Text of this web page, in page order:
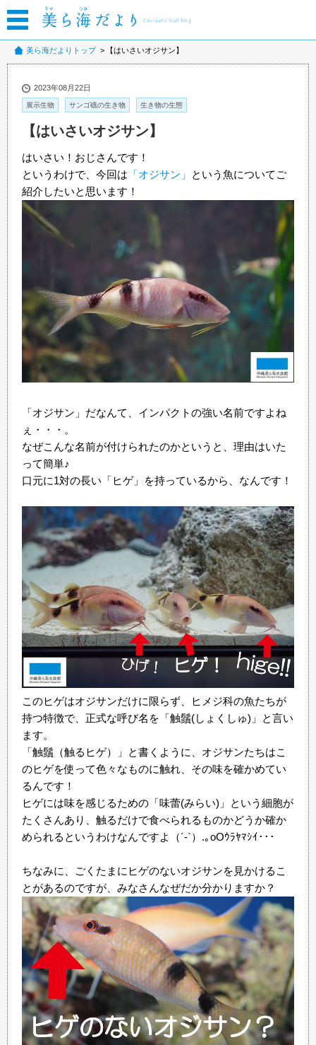
美ら海だよりトップ 【はいさいオジサン】
2023年08月22日
展示生物 サンゴ礁の生き物 生き物の生態
【はいさいオジサン】
はいさい！おじさんです！
というわけで、今回は 「オジサン」
という魚についてご
紹介したいと思います！
「オジサン」だなんて、インパクトの強い名前ですよね
ぇ・・・。
なぜこんな名前が付けられたのかというと、理由はいた
って簡単♪
口元に1対の長い「ヒゲ」を持っているから、なんです！
このヒゲはオジサンだけに限らず、ヒメジ科の魚たちが
持つ特徴で、正式な呼び名を「触鬚(しょくしゅ)」と言い
ます。
「触鬚（触るヒゲ）」と書くように、オジサンたちはこ
のヒゲを使って色々なものに触れ、その味を確かめてい
るんです！
ヒゲには味を感じるための「味蕾(みらい)」という細胞が
たくさんあり、触るだけで食べられるものかどうか確か
められるというわけなんですよ（´-`）.｡oOｳﾗﾔﾏｼｲ･･･
ちなみに、ごくたまにヒゲのないオジサンを見かけるこ
とがあるのですが、みなさんなぜだか分かりますか？